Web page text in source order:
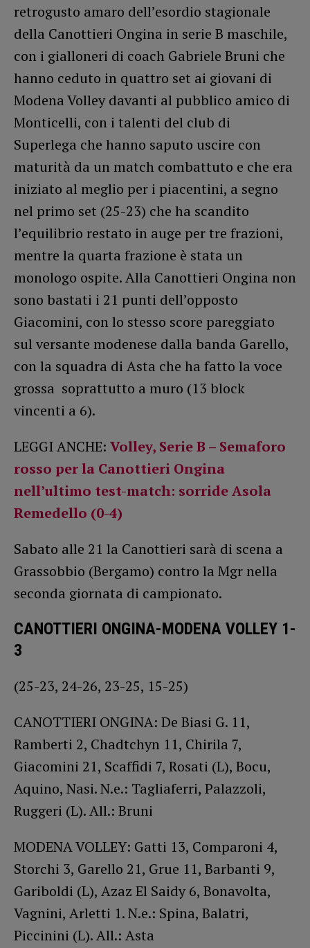
retrogusto amaro dell’esordio stagionale
della Canottieri Ongina in serie B maschile,
con i gialloneri di coach Gabriele Bruni che
hanno ceduto in quattro set ai giovani di
Modena Volley davanti al pubblico amico di
Monticelli, con i talenti del club di
Superlega che hanno saputo uscire con
maturità da un match combattuto e che era
iniziato al meglio per i piacentini, a segno
nel primo set (25-23) che ha scandito
l’equilibrio restato in auge per tre frazioni,
mentre la quarta frazione è stata un
monologo ospite. Alla Canottieri Ongina non
sono bastati i 21 punti dell’opposto
Giacomini, con lo stesso score pareggiato
sul versante modenese dalla banda Garello,
con la squadra di Asta che ha fatto la voce
grossa soprattutto a muro (13 block
vincenti a 6).
LEGGI ANCHE: Volley, Serie B – Semaforo
rosso per la Canottieri Ongina
nell’ultimo test-match: sorride Asola
Remedello (0-4)
Sabato alle 21 la Canottieri sarà di scena a
Grassobbio (Bergamo) contro la Mgr nella
seconda giornata di campionato.
CANOTTIERI ONGINA-MODENA VOLLEY 1-
3
(25-23, 24-26, 23-25, 15-25)
CANOTTIERI ONGINA: De Biasi G. 11,
Ramberti 2, Chadtchyn 11, Chirila 7,
Giacomini 21, Scaffidi 7, Rosati (L), Bocu,
Aquino, Nasi. N.e.: Tagliaferri, Palazzoli,
Ruggeri (L). All.: Bruni
MODENA VOLLEY: Gatti 13, Comparoni 4,
Storchi 3, Garello 21, Grue 11, Barbanti 9,
Gariboldi (L), Azaz El Saidy 6, Bonavolta,
Vagnini, Arletti 1. N.e.: Spina, Balatri,
Piccinini (L). All.: Asta